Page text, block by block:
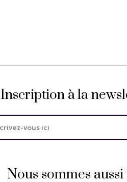
Inscription à la
Nous sommes aussi